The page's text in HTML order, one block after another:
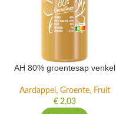
AH 80% groentesap venkel
Aardappel, Groente, Fruit
€2,03